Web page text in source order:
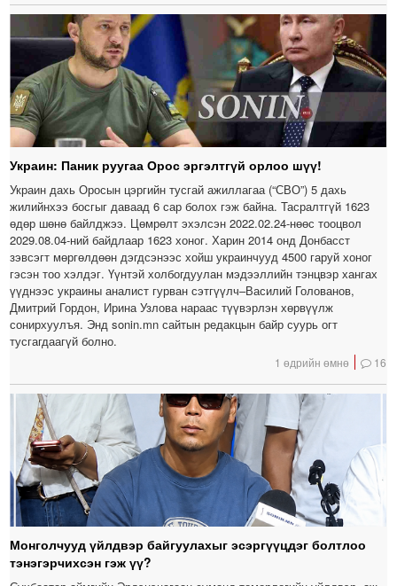
Украин: Паник руугаа Орос эргэлтгүй орлоо шүү!
Украин дахь Оросын цэргийн тусгай ажиллагаа (“СВО”) 5 дахь
жилийнхээ босгыг даваад 6 сар болох гэж байна. Тасралтгүй 1623
өдөр шөнө байлджээ. Цөмрөлт эхэлсэн 2022.02.24-нөөс тооцвол
2029.08.04-ний байдлаар 1623 хоног. Харин 2014 онд Донбасст
зэвсэгт мөргөлдөөн дэгдсэнээс хойш украинчууд 4500 гаруй хоног
гэсэн тоо хэлдэг. Үүнтэй холбогдуулан мэдээллийн тэнцвэр хангах
үүднээс украины аналист гурван сэтгүүлч–Василий Голованов,
Дмитрий Гордон, Ирина Узлова нараас түүвэрлэн хөрвүүлж
сонирхуулъя. Энд sonin.mn сайтын редакцын байр суурь огт
тусгагдаагүй болно.
1 өдрийн өмнө 16
Монголчууд үйлдвэр байгуулахыг эсэргүүцдэг болтлоо
тэнэгэрчихсэн гэж үү?